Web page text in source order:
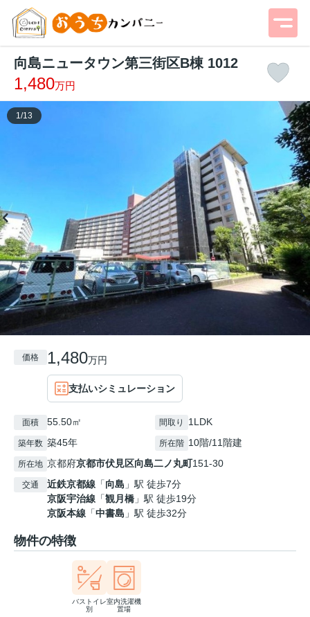
向島ニュータウン第三街区B棟 1012
1,480万円
1 /13
価格 1,480万円
支払いシミュレーション
面積 55.50㎡ 間取り 1LDK
築年数 築45年 所在階 10階/11階建
所在地 京都府京都市伏見区向島二ノ丸町151-30
交通 近鉄京都線 「向島 」駅 徒歩7分
京阪宇治線 「観月橋 」駅 徒歩19分
京阪本線 「中書島 」駅 徒歩32分
物件の特徴
バストイレ
別
室内洗濯機
置場